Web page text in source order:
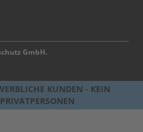
GmbH.
KUNDEN - KEIN